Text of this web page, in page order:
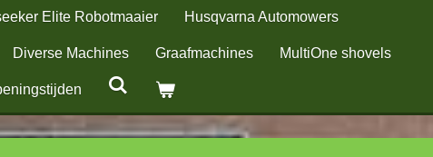
Elite Robotmaaier Husqvarna Automowers
Diverse Machines Graafmachines MultiOne shovels